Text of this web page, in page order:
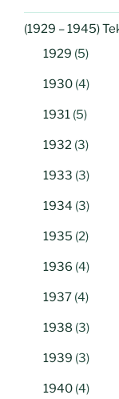
(1929 – 1945)
1929 (5)
1930 (4)
1931 (5)
1932 (3)
1933 (3)
1934 (3)
1935 (2)
1936 (4)
1937 (4)
1938 (3)
1939 (3)
1940 (4)